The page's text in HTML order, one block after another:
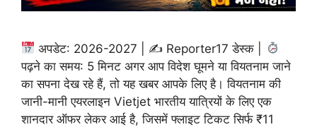
अपडेट: 2026-2027 | ✍ Reporter17 डेस्क |
पढ़ने का समय: 5 मिनट अगर आप विदेश घूमने या वियतनाम जाने
का सपना देख रहे हैं, तो यह खबर आपके लिए है। वियतनाम की
जानी-मानी एयरलाइन Vietjet भारतीय यात्रियों के लिए एक
शानदार ऑफर लेकर आई है, जिसमें फ्लाइट टिकट सिर्फ ₹11